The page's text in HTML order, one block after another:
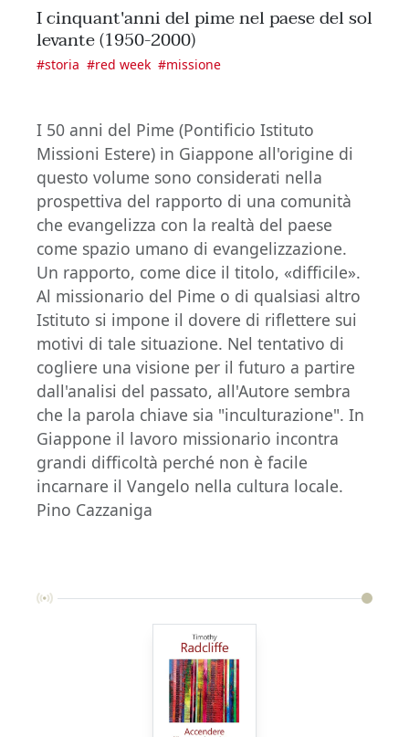
I cinquant'anni del pime nel paese del sol
levante (1950-2000)
#storia #red week #missione
I 50 anni del Pime (Pontificio Istituto
Missioni Estere) in Giappone all'origine di
questo volume sono considerati nella
prospettiva del rapporto di una comunità
che evangelizza con la realtà del paese
come spazio umano di evangelizzazione.
Un rapporto, come dice il titolo, «difficile».
Al missionario del Pime o di qualsiasi altro
Istituto si impone il dovere di riflettere sui
motivi di tale situazione. Nel tentativo di
cogliere una visione per il futuro a partire
dall'analisi del passato, all'Autore sembra
che la parola chiave sia "inculturazione". In
Giappone il lavoro missionario incontra
grandi difficoltà perché non è facile
incarnare il Vangelo nella cultura locale.
Pino Cazzaniga